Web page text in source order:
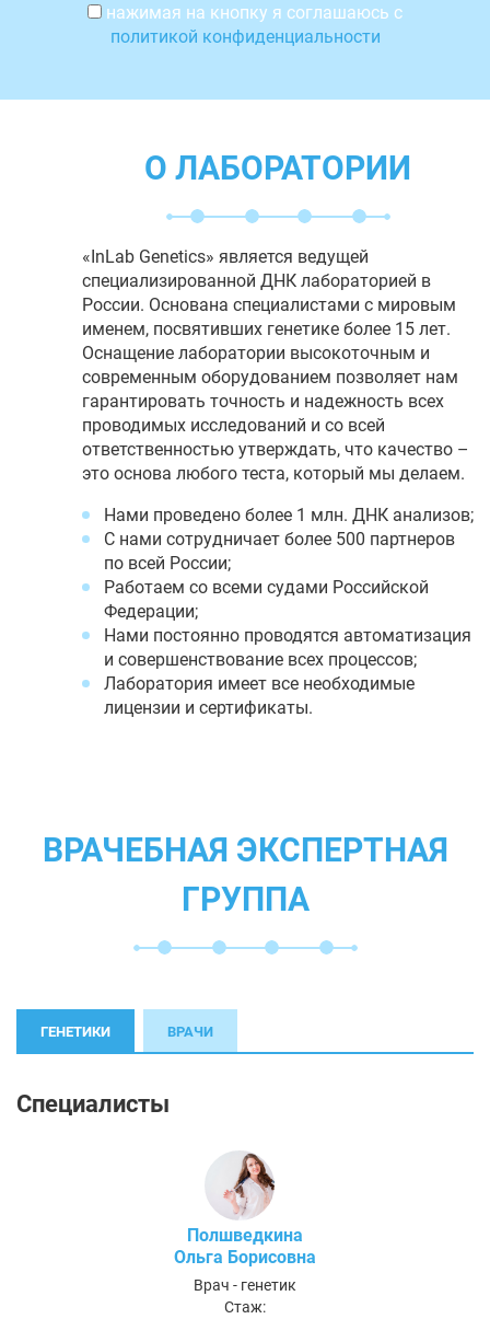
нажимая на кнопку я соглашаюсь с
политикой конфиденциальности
О ЛАБОРАТОРИИ
«InLab Genetics» является ведущей
специализированной ДНК лабораторией в
России. Основана специалистами с мировым
именем, посвятивших генетике более 15 лет.
Оснащение лаборатории высокоточным и
современным оборудованием позволяет нам
гарантировать точность и надежность всех
проводимых исследований и со всей
ответственностью утверждать, что качество –
это основа любого теста, который мы делаем.
Нами проведено более 1 млн. ДНК анализов;
С нами сотрудничает более 500 партнеров
по всей России;
Работаем со всеми судами Российской
Федерации;
Нами постоянно проводятся автоматизация
и совершенствование всех процессов;
Лаборатория имеет все необходимые
лицензии и сертификаты.
ВРАЧЕБНАЯ ЭКСПЕРТНАЯ
ГРУППА
ГЕНЕТИКИ ВРАЧИ
Специалисты
Полшведкина
Ольга Борисовна
Врач - генетик
Стаж: